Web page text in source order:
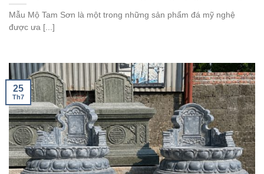
Mẫu Mộ Tam Sơn là một trong những sản phẩm đá mỹ nghệ
được ưa [...]
25
Th7